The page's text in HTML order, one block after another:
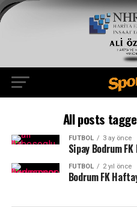
All posts
FUTBOL 3 ay önce
Sipay Bodrum
FUTBOL 2 yıl önce
Bodrum FK